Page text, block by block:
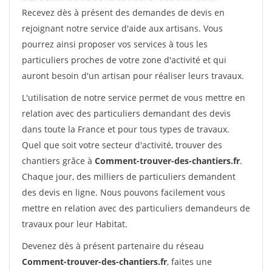
Recevez dès à présent des demandes de devis en
rejoignant notre service d'aide aux artisans. Vous
pourrez ainsi proposer vos services à tous les
particuliers proches de votre zone d'activité et qui
auront besoin d'un artisan pour réaliser leurs travaux.
L'utilisation de notre service permet de vous mettre en
relation avec des particuliers demandant des devis
dans toute la France et pour tous types de travaux.
Quel que soit votre secteur d'activité, trouver des
chantiers grâce à Comment-trouver-des-chantiers.fr.
Chaque jour, des milliers de particuliers demandent
des devis en ligne. Nous pouvons facilement vous
mettre en relation avec des particuliers demandeurs de
travaux pour leur Habitat.
Devenez dès à présent partenaire du réseau
Comment-trouver-des-chantiers.fr, faites une